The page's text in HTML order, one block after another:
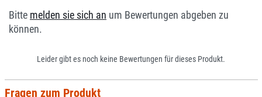
Bitte melden sie sich an um Bewertungen abgeben zu
können.
Leider gibt es noch keine Bewertungen für dieses Produkt.
Fragen zum Produkt